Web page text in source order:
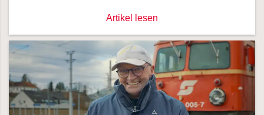
Gleisgeschichten: Eingefahren in
Artikel lesen